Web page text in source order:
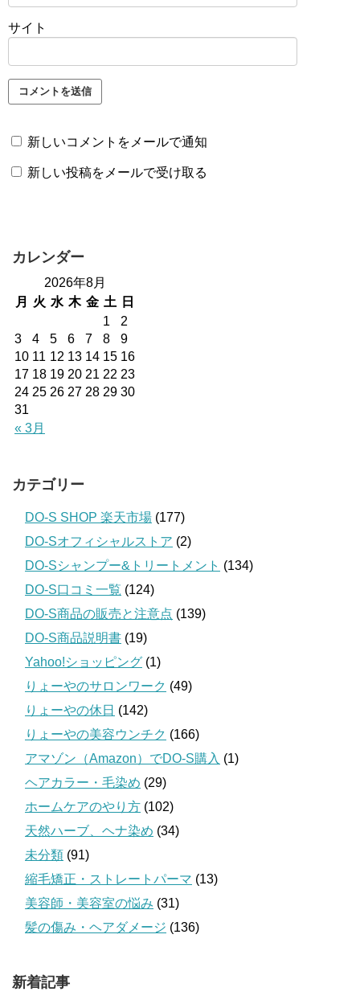
サイト
新しいコメントをメールで通知
新しい投稿をメールで受け取る
カレンダー
2026年8月
月
火 水 木 金 土 日
« 3月
1
2
3
4 5 6 7 8
9
10 11 12 13 14 15 16
17 18 19 20 21 22 23
24 25 26 27 28 29 30
31
カテゴリー
DO-S SHOP 楽天市場 (177)
DO-Sオフィシャルストア (2)
DO-Sシャンプー&トリートメント (134)
DO-S口コミ一覧 (124)
DO-S商品の販売と注意点 (139)
DO-S商品説明書 (19)
Yahoo!ショッピング (1)
りょーやのサロンワーク (49)
りょーやの休日 (142)
りょーやの美容ウンチク (166)
アマゾン（Amazon）でDO-S購入 (1)
ヘアカラー・毛染め (29)
ホームケアのやり方 (102)
天然ハーブ、ヘナ染め (34)
未分類 (91)
縮毛矯正・ストレートパーマ (13)
美容師・美容室の悩み (31)
髪の傷み・ヘアダメージ (136)
新着記事